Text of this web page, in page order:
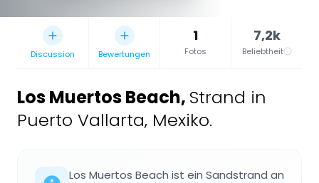
Discussion Bewertungen
1
Fotos
7,2k
Beliebtheit
Los Muertos Beach, Strand in
Puerto Vallarta, Mexiko.
Los Muertos Beach ist ein Sandstrand an